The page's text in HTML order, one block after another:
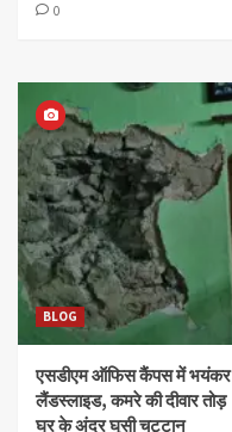
0
BLOG
एसडीएम ऑफिस कैंपस में भयंकर
लैंडस्लाइड, कमरे की दीवार तोड़
घर के अंदर घुसी चट्टान